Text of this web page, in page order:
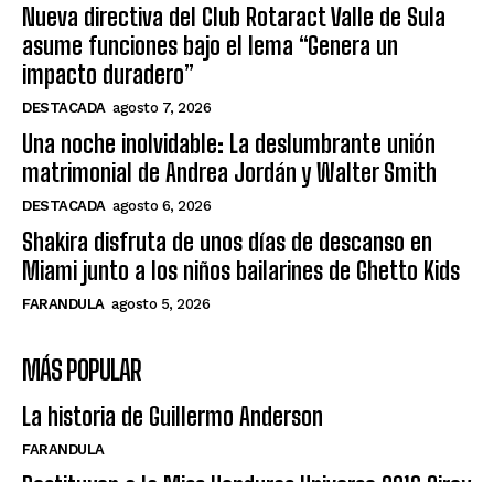
Nueva directiva del Club Rotaract Valle de Sula
asume funciones bajo el lema “Genera un
impacto duradero”
DESTACADA agosto 7, 2026
Una noche inolvidable: La deslumbrante unión
matrimonial de Andrea Jordán y Walter Smith
DESTACADA agosto 6, 2026
Shakira disfruta de unos días de descanso en
Miami junto a los niños bailarines de Ghetto Kids
FARANDULA agosto 5, 2026
MÁS POPULAR
La historia de Guillermo Anderson
FARANDULA